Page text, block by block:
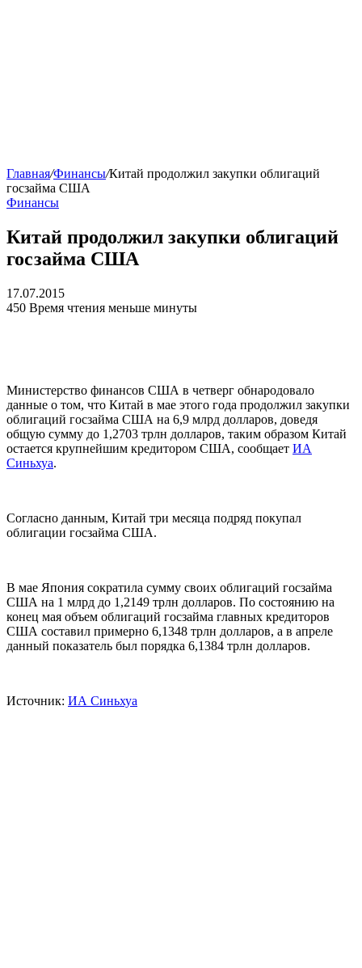
Главная/Финансы/Китай продолжил закупки облигаций
госзайма США
Финансы
Китай продолжил закупки облигаций
госзайма США
17.07.2015
450 Время чтения меньше минуты
Министерство финансов США в четверг обнародовало
данные о том, что Китай в мае этого года продолжил закупки
облигаций госзайма США на 6,9 млрд долларов, доведя
общую сумму до 1,2703 трлн долларов, таким образом Китай
остается крупнейшим кредитором США, сообщает ИА
Синьхуа.
Согласно данным, Китай три месяца подряд покупал
облигации госзайма США.
В мае Япония сократила сумму своих облигаций госзайма
США на 1 млрд до 1,2149 трлн долларов. По состоянию на
конец мая объем облигаций госзайма главных кредиторов
США составил примерно 6,1348 трлн долларов, а в апреле
данный показатель был порядка 6,1384 трлн долларов.
Источник: ИА Синьхуа